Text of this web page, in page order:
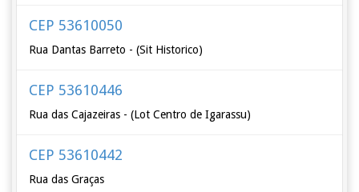
CEP 53610050
Rua Dantas Barreto - (Sit Historico)
CEP 53610446
Rua das Cajazeiras - (Lot Centro de Igarassu)
CEP 53610442
Rua das Graças